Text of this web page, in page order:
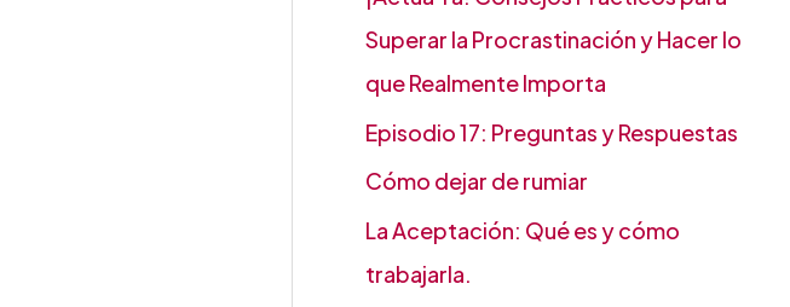
Superar la Procrastinación y Hacer lo
que Realmente Importa
Episodio 17: Preguntas y Respuestas
Cómo dejar de rumiar
La Aceptación: Qué es y cómo
trabajarla.